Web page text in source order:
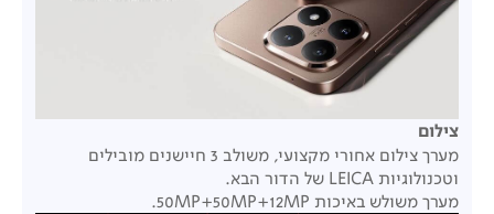
צילום
מערך צילום אחורי מקצועי, משולב 3 חיישנים מובילים
וטכנולוגיות LEICA של הדור הבא.
מערך משולש באיכות 50MP+50MP+12MP.